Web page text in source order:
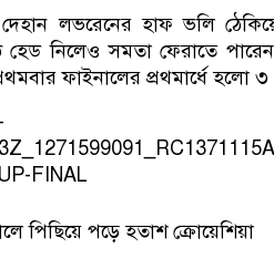
লভরেনের হাফ ভলি
হেড নিলেও সমতা ফেরাতে
ফাইনালের প্রথমার্ধে হলো
পিছিয়ে পড়ে হতাশ ক্রোয়েশিয়া